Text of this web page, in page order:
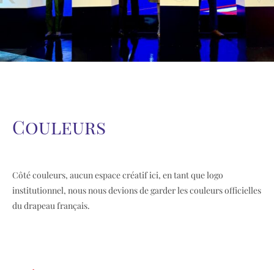
Couleurs
Côté couleurs, aucun espace créatif ici, en tant que logo
institutionnel, nous nous devions de garder les couleurs officielles
du drapeau français.